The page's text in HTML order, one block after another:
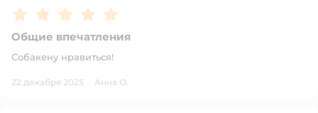
Рейтинг:5
Общие впечатления
Собакену нравиться!
22 декабря 2025 · Анна О.